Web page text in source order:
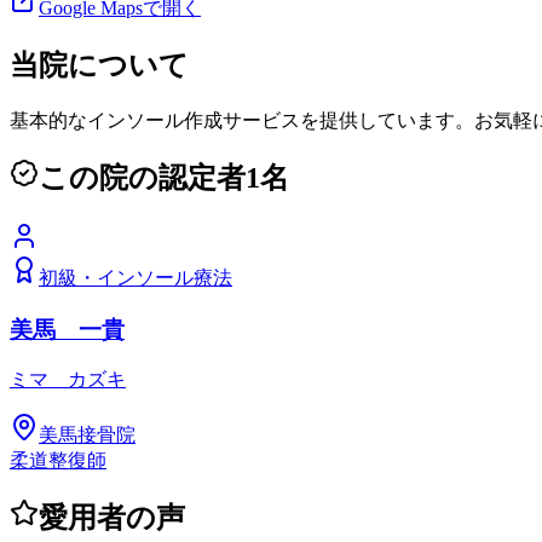
Google Mapsで開く
当院について
基本的なインソール作成サービスを提供しています。お気軽
この院の認定者1名
初級 ・ インソール療法
美馬 一貴
ミマ カズキ
美馬接骨院
柔道整復師
愛用者の声